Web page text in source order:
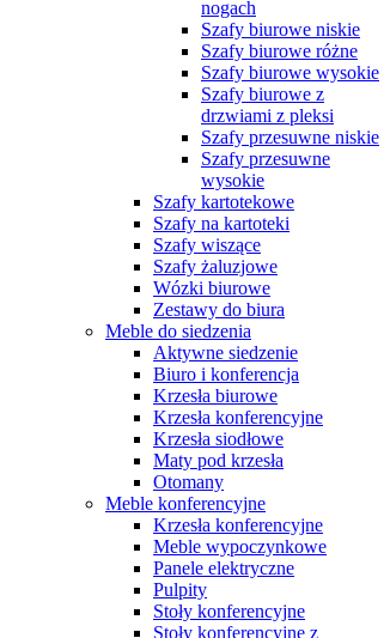
nogach
Szafy biurowe niskie
Szafy biurowe różne
Szafy biurowe wysokie
Szafy biurowe z
drzwiami z pleksi
Szafy przesuwne niskie
Szafy przesuwne
wysokie
Szafy kartotekowe
Szafy na kartoteki
Szafy wiszące
Szafy żaluzjowe
Wózki biurowe
Zestawy do biura
Meble do siedzenia
Aktywne siedzenie
Biuro i konferencja
Krzesła biurowe
Krzesła konferencyjne
Krzesła siodłowe
Maty pod krzesła
Otomany
Meble konferencyjne
Krzesła konferencyjne
Meble wypoczynkowe
Panele elektryczne
Pulpity
Stoły konferencyjne
Stoły konferencyjne z